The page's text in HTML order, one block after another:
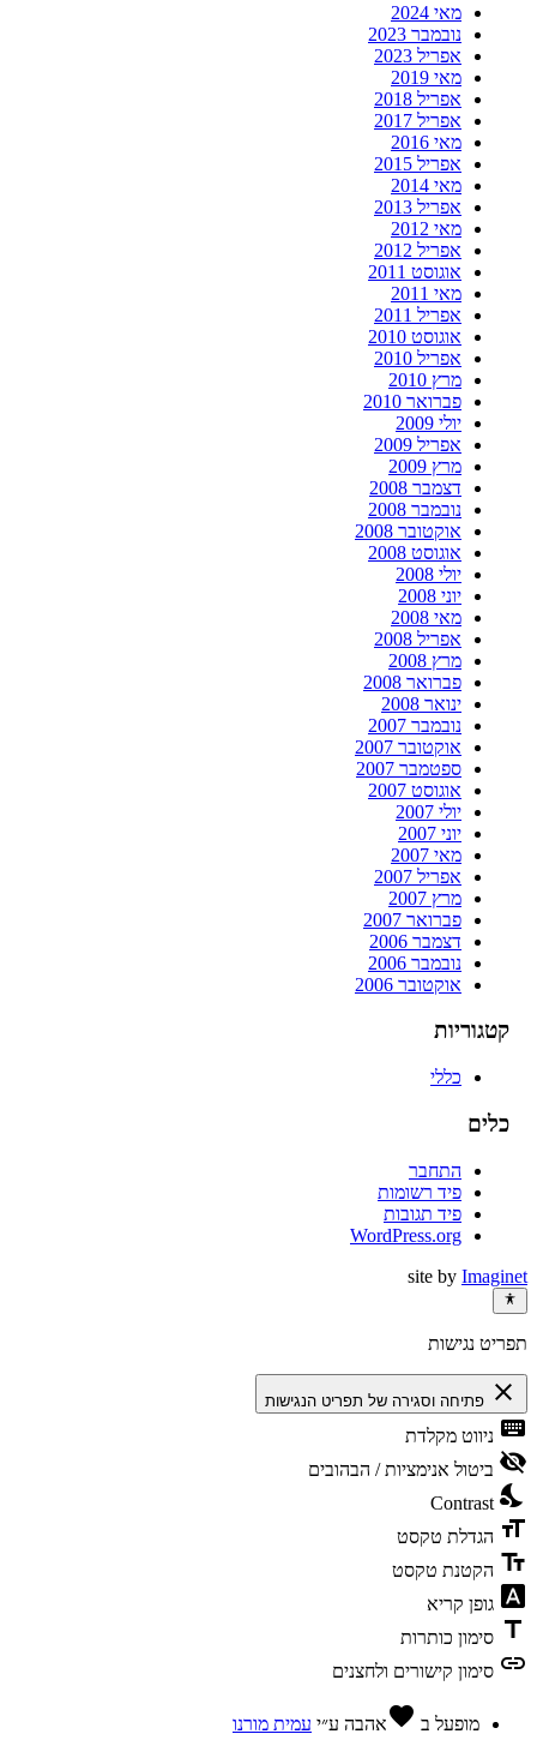
מאי 2024
נובמבר 2023
אפריל 2023
מאי 2019
אפריל 2018
אפריל 2017
מאי 2016
אפריל 2015
מאי 2014
אפריל 2013
מאי 2012
אפריל 2012
אוגוסט 2011
מאי 2011
אפריל 2011
אוגוסט 2010
אפריל 2010
מרץ 2010
פברואר 2010
יולי 2009
אפריל 2009
מרץ 2009
דצמבר 2008
נובמבר 2008
אוקטובר 2008
אוגוסט 2008
יולי 2008
יוני 2008
מאי 2008
אפריל 2008
מרץ 2008
פברואר 2008
ינואר 2008
נובמבר 2007
אוקטובר 2007
ספטמבר 2007
אוגוסט 2007
יולי 2007
יוני 2007
מאי 2007
אפריל 2007
מרץ 2007
פברואר 2007
דצמבר 2006
נובמבר 2006
אוקטובר 2006
קטגוריות
כללי
כלים
התחבר
פיד רשומות
פיד תגובות
WordPress.org
site by Imaginet
תפריט נגישות
close פתיחה וסגירה של תפריט הנגישות
keyboard ניווט מקלדת
visibility_off ביטול אנימציות / הבהובים
nights_stay
Contrast
format_size הגדלת טקסט
text_fields הקטנת טקסט
font_download גופן קריא
title סימון כותרות
link סימון קישורים ולחצנים
מופעל ב favoriteאהבה ע״י עמית מורנו